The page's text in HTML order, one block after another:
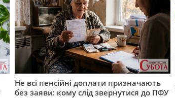
Не всі пенсійні доплати призначають
без заяви: кому слід звернутися до ПФУ